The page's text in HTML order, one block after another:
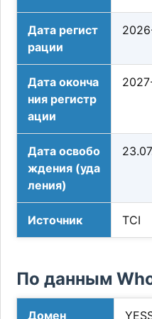
Дата регист
рации
Дата оконча
ния регистр
ации
Дата освобо
ждения (уда
ления)
Источник TCI
По данным
Домен